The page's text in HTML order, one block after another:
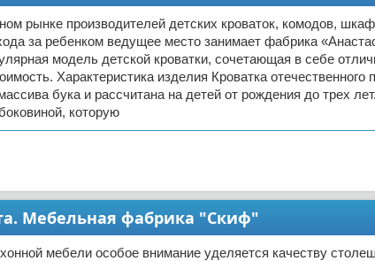
рынке производителей детских кроваток, комодов,
за ребенком ведущее место занимает фабрика
модель детской кроватки, сочетающая в себе
Характеристика изделия Кроватка отечественного
бука и рассчитана на детей от рождения до трех
которую
Мебельная фабрика "Скиф"
мебели особое внимание уделяется качеству